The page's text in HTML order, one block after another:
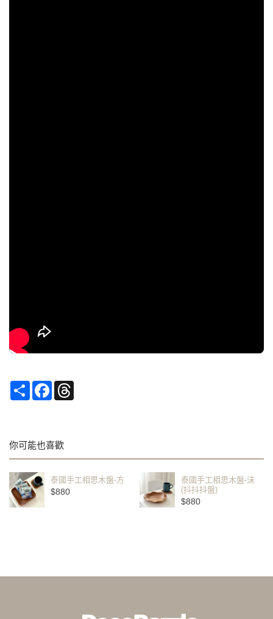
ShareFacebook
你可能也喜歡
泰國手工相思木盤-方
$880
泰國手工相思木盤-沬
(抖抖抖盤)
$880